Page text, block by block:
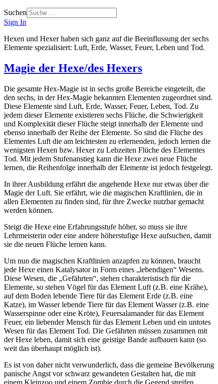
Suchen
Sign In
Hexen und Hexer haben sich ganz auf die Beeinflussung der sechs
Elemente spezialisiert: Luft, Erde, Wasser, Feuer, Leben und Tod.
Magie der Hexe/des Hexers
Die gesamte Hex-Magie ist in sechs große Bereiche eingeteilt, die
den sechs, in der Hex-Magie bekannten Elementen zugeordnet sind.
Diese Elemente sind Luft, Erde, Wasser, Feuer, Leben, Tod. Zu
jedem dieser Elemente existieren sechs Flüche, die Schwierigkeit
und Komplexität dieser Flüche steigt innerhalb der Elemente und
ebenso innerhalb der Reihe der Elemente. So sind die Flüche des
Elementes Luft die am leichtesten zu erlernenden, jedoch lernen die
wenigsten Hexen bzw. Hexer zu Lebzeiten Flüche des Elementes
Tod. Mit jedem Stufenanstieg kann die Hexe zwei neue Flüche
lernen, die Reihenfolge innerhalb der Elemente ist jedoch festgelegt.
In ihrer Ausbildung erfährt die angehende Hexe nur etwas über die
Magie der Luft. Sie erfährt, wie die magischen Kraftlinien, die in
allen Elementen zu finden sind, für ihre Zwecke nutzbar gemacht
werden können.
Steigt die Hexe eine Erfahrungsstufe höher, so muss sie ihre
Lehrmeisterin oder eine andere höherstufige Hexe aufsuchen, damit
sie die neuen Flüche lernen kann.
Um nun die magischen Kraftlinien anzapfen zu können, braucht
jede Hexe einen Katalysator in Form eines „lebendigen“ Wesens.
Diese Wesen, die „Gefährten“, stehen charakteristisch für die
Elemente, so stehen Vögel für das Element Luft (z.B. eine Krähe),
auf dem Boden lebende Tiere für das Element Erde (z.B. eine
Katze), im Wasser lebende Tiere für das Element Wasser (z.B. eine
Wasserspinne oder eine Kröte), Feuersalamander für das Element
Feuer, ein liebender Mensch für das Element Leben und ein untotes
Wesen für das Element Tod. Die Gefährten müssen zusammen mit
der Hexe leben, damit sich eine geistige Bande aufbauen kann (so
weit das überhaupt möglich ist).
Es ist von daher nicht verwunderlich, dass die gemeine Bevölkerung
panische Angst vor schwarz gewandeten Gestalten hat, die mit
einem Kleinzoo und einem Zombie durch die Gegend streifen.